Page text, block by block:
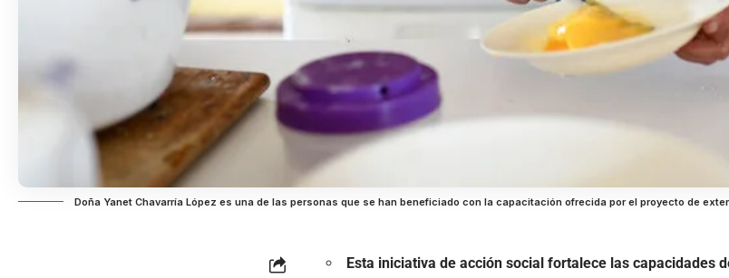
Doña Yanet Chavarría López es una de las personas que se han beneficiado con la capacitación ofrecida por el proyecto de
Esta iniciativa de acción social fortalece las capacidades